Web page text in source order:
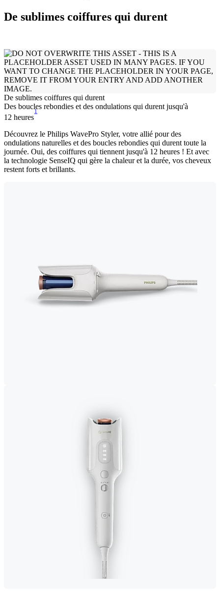
De sublimes coiffures qui durent
De sublimes coiffures qui durent
Des boucles rebondies et des ondulations qui durent jusqu'à
12 heures
1
Découvrez le Philips WavePro Styler, votre allié pour des
ondulations naturelles et des boucles rebondies qui durent toute la
journée. Oui, des coiffures qui tiennent jusqu'à 12 heures ! Et avec
la technologie SenseIQ qui gère la chaleur et la durée, vos cheveux
restent forts et brillants.